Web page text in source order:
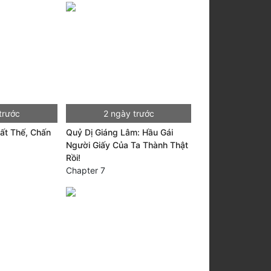
Thế, Chấn
2 ngày trước
Quỷ Dị Giáng Lâm: Hầu Gái
Người Giấy Của Ta Thành Thật
Rồi!
Chapter 7